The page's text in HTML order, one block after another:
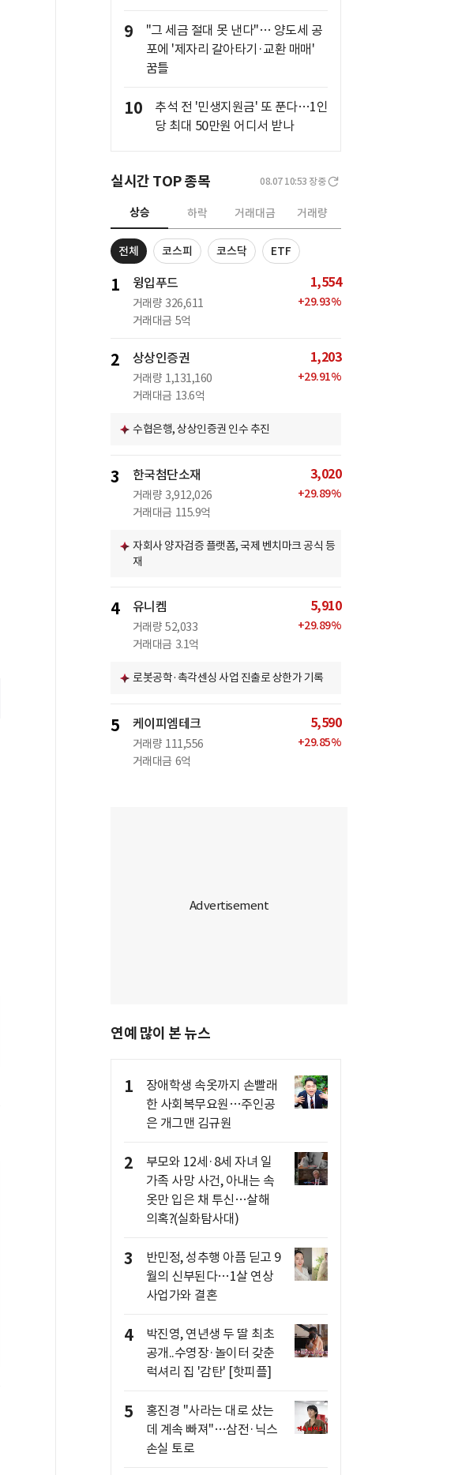
9
"그 세금 절대 못 낸다"… 양도세 공
포에 '제자리 갈아타기·교환 매매'
꿈틀
10
추석 전 '민생지원금' 또 푼다…1인
당 최대 50만원 어디서 받나
실시간 TOP 종목 08.07 10:53 장중
상승 하락 거래대금 거래량
전체 코스피 코스닥 ETF
1 윙입푸드
거래량 326,611
거래대금 5억
1,554
+29.93%
2 상상인증권
거래량 1,131,160
거래대금 13.6억
1,203
+29.91%
수협은행, 상상인증권 인수 추진
3 한국첨단소재
거래량 3,912,026
거래대금 115.9억
3,020
+29.89%
자회사 양자검증 플랫폼, 국제 벤치마크 공식 등
재
4 유니켐
거래량 52,033
거래대금 3.1억
5,910
+29.89%
로봇공학·촉각센싱 사업 진출로 상한가 기록
5 케이피엠테크
거래량 111,556
거래대금 6억
5,590
+29.85%
연예 많이 본 뉴스
1
장애학생 속옷까지 손빨래
한 사회복무요원…주인공
은 개그맨 김규원
2
부모와 12세·8세 자녀 일
가족 사망 사건, 아내는 속
옷만 입은 채 투신…살해
의혹?(실화탐사대)
3
반민정, 성추행 아픔 딛고 9
월의 신부된다…1살 연상
사업가와 결혼
4
박진영, 연년생 두 딸 최초
공개..수영장·놀이터 갖춘
럭셔리 집 '감탄' [핫피플]
5
홍진경 "사라는 대로 샀는
데 계속 빠져"…삼전·닉스
손실 토로